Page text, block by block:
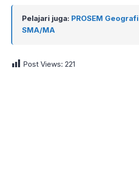
Pelajari juga: PROSEM Geografi
SMA/MA
Post Views: 221